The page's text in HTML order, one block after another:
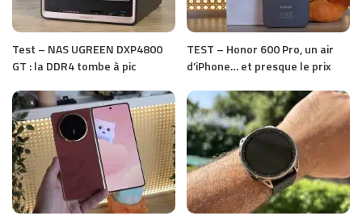
Test – NAS UGREEN DXP4800
GT : la DDR4 tombe à pic
TEST – Honor 600 Pro, un air
d’iPhone… et presque le prix